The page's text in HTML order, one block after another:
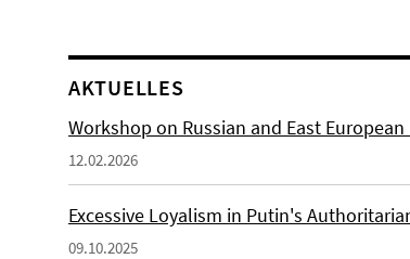
AKTUELLES
Workshop on Russian and East
12.02.2026
Excessive Loyalism in Putin's
09.10.2025